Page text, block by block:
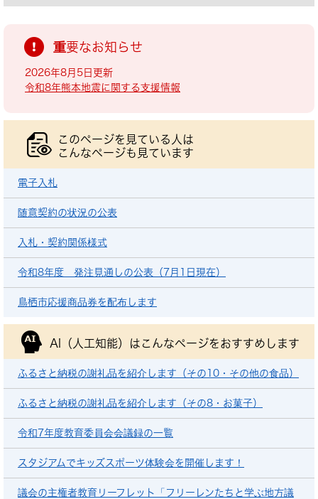
重要なお知らせ
2026年8月5日更新
令和8年熊本地震に関する支援情報
このページを見ている人は
こんなページも見ています
電子入札
随意契約の状況の公表
入札・契約関係様式
令和8年度 発注見通しの公表（7月1日現在）
鳥栖市応援商品券を配布します
AI（人工知能）は こんなページをおすすめします
ふるさと納税の謝礼品を紹介します（その10・その他の食品）
ふるさと納税の謝礼品を紹介します（その8・お菓子）
令和7年度教育委員会会議録の一覧
スタジアムでキッズスポーツ体験会を開催します！
議会の主権者教育リーフレット「フリーレンたちと学ぶ地方議